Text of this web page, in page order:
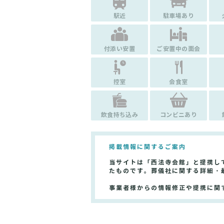
駅近 駐車場あり
付添い安置 ご安置中の面会
控室 会食室
飲食持ち込み コンビニあり
掲載情報に関するご案内
当サイトは「西法寺会館」と提携
たものです。葬儀社に関する詳細
事業者様からの情報修正や提携に